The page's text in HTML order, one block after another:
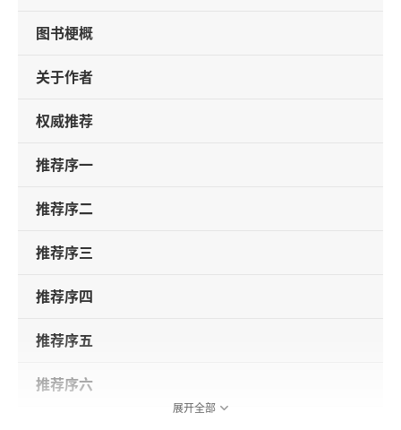
图书梗概
关于作者
权威推荐
推荐序一
推荐序二
推荐序三
推荐序四
推荐序五
推荐序六
展开全部